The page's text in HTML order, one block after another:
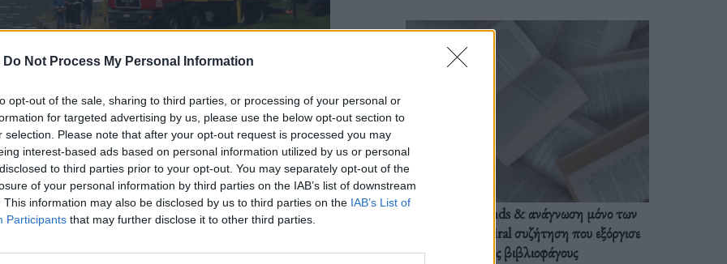
Do Not Process My Personal Information
opt-out of the sale, sharing to third parties, or processing of your personal or
for targeted advertising by us, please use the below opt-out section to
selection. Please note that after your opt-out request is processed you may
interest-based ads based on personal information utilized by us or personal
to third parties prior to your opt-out. You may separately opt-out of the
of your personal information by third parties on the IAB’s list of downstream
This information may also be disclosed by us to third parties on the IAB’s List of
Participants that may further disclose it to other third parties.
BookTok trends & ανάγνωση μόνο των
διαλόγων: Η viral συζήτηση που εξόργισε
τους βιβλιοφάγους